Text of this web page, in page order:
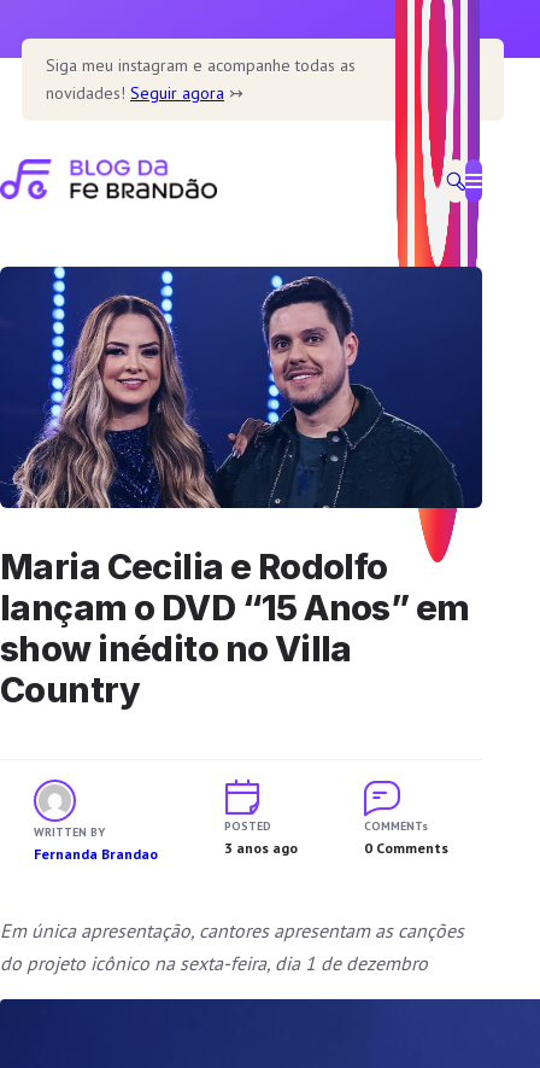
para
Siga meu instagram e acompanhe todas as
novidades!Seguir agora ↣
Maria Cecilia e Rodolfo
lançam o DVD “15 Anos” em
show inédito no Villa
Country
WRITTEN BY
Fernanda Brandao
POSTED
3 anos ago
COMMENTs
0 Comments
Em única apresentação, cantores apresentam as canções
do projeto icônico na sexta-feira, dia 1 de dezembro